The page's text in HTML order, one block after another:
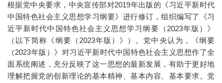
根据党中央要求，中央宣传部对2019年出版的《习近平新时代
中国特色社会主义思想学习纲要》进行修订，组织编写了《习
近平新时代中国特色社会主义思想学习纲要（2023年版）》
（以下简称《纲要（2023年版）》）。党中央认为，《纲要
（2023年版）》对习近平新时代中国特色社会主义思想作了全
面系统阐述，充分反映了这一思想的最新发展，有助于更好地
理解把握党的创新理论的基本精神、基本内容、基本要求。党